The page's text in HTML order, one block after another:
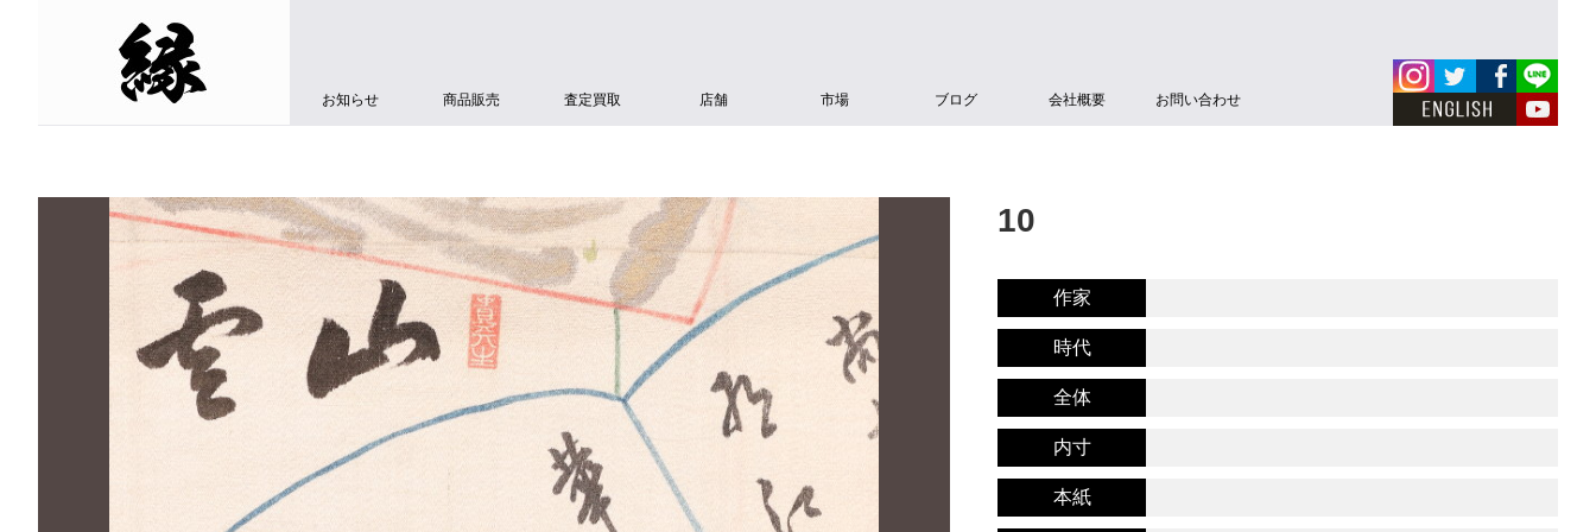
お知らせ 商品販売 査定買取 店舗 市場 ブログ 会社概要 お問い合わせ
10
作家
時代
全体
内寸
本紙